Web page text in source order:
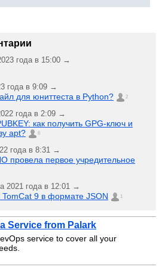
года в 15:00 →
года в 9:09 →
для юниттеста в Python? 2
года в 2:09 →
как получить GPG-ключ и
apt?
6
года в 8:31 →
провела первое учредительное
2021 года в 12:01 →
TomCat 9 в формате JSON 1
Service from Palark
service to cover all your